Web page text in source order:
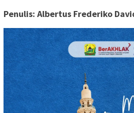
Penulis: Albertus Frederiko